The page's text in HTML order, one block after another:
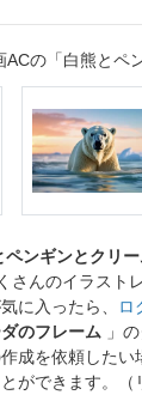
ACの「白熊とペ
ペンギンとクリ
さんのイラスト
に入ったら、
ロ
のフレーム 」
成を依頼したい
ができます。